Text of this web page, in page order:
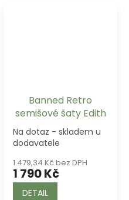
Banned Retro
semišové šaty Edith
Na dotaz - skladem u
dodavatele
1 479,34 Kč bez DPH
1 790 Kč
DETAIL